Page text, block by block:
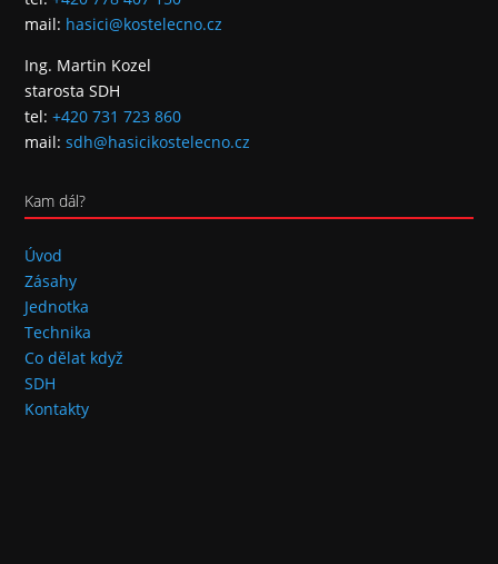
mail: hasici@kostelecno.cz
Ing. Martin Kozel
starosta SDH
tel:+420 731 723 860
mail:sdh@hasicikostelecno.cz
Kam dál?
Úvod
Zásahy
Jednotka
Technika
Co dělat když
SDH
Kontakty